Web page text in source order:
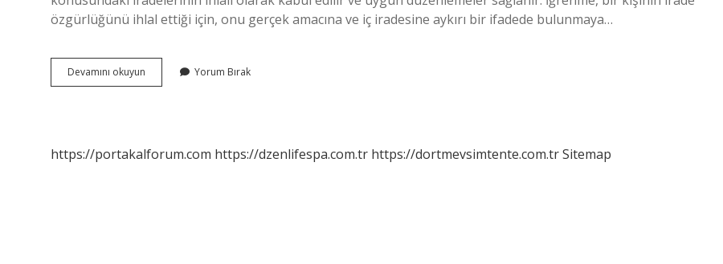
özgürlüğünü ihlal ettiği için, onu gerçek amacına ve iç iradesine aykırı bir ifadede bulunmaya…
Devamını okuyun
Etmek
Yorum Bırak
https://portakalforum.com https://dzenlifespa.com.tr https://dortmevsimtente.com.trSitemap